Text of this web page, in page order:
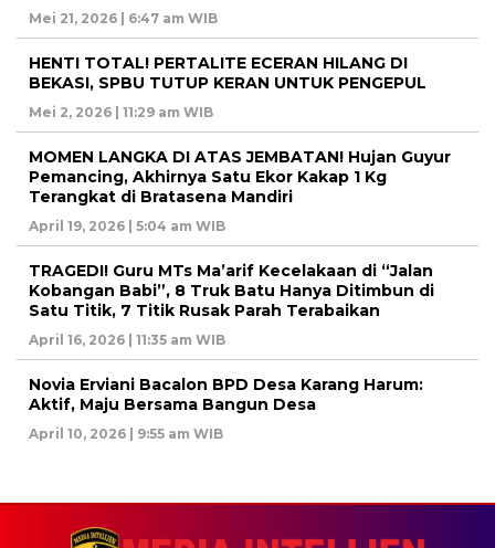
Mei 21, 2026 | 6:47 am WIB
HENTI TOTAL! PERTALITE ECERAN HILANG DI
BEKASI, SPBU TUTUP KERAN UNTUK PENGEPUL
Mei 2, 2026 | 11:29 am WIB
MOMEN LANGKA DI ATAS JEMBATAN! Hujan Guyur
Pemancing, Akhirnya Satu Ekor Kakap 1 Kg
Terangkat di Bratasena Mandiri
April 19, 2026 | 5:04 am WIB
TRAGEDI! Guru MTs Ma’arif Kecelakaan di “Jalan
Kobangan Babi”, 8 Truk Batu Hanya Ditimbun di
Satu Titik, 7 Titik Rusak Parah Terabaikan
April 16, 2026 | 11:35 am WIB
Novia Erviani Bacalon BPD Desa Karang Harum:
Aktif, Maju Bersama Bangun Desa
April 10, 2026 | 9:55 am WIB